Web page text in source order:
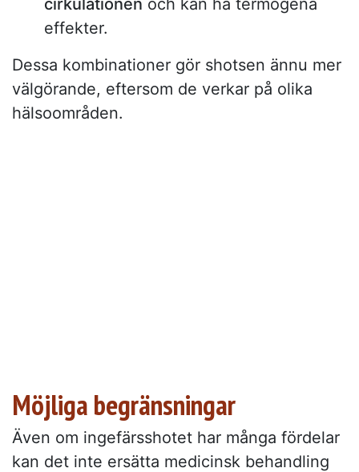
cirkulationen och kan ha termogena
effekter.
Dessa kombinationer gör shotsen ännu mer
välgörande, eftersom de verkar på olika
hälsoområden.
Möjliga begränsningar
Även om ingefärsshotet har många fördelar
kan det inte ersätta medicinsk behandling